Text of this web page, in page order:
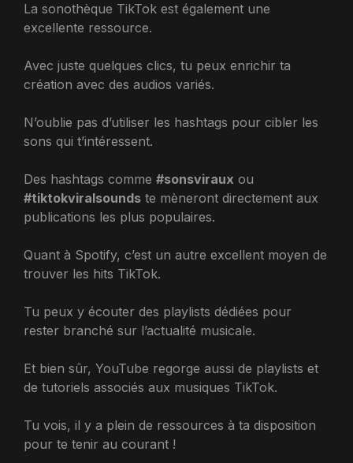
La sonothèque TikTok est également une
excellente ressource.
Avec juste quelques clics, tu peux enrichir ta
création avec des audios variés.
N’oublie pas d’utiliser les hashtags pour cibler les
sons qui t’intéressent.
Des hashtags comme #sonsviraux ou
#tiktokviralsounds te mèneront directement aux
publications les plus populaires.
Quant à Spotify, c’est un autre excellent moyen de
trouver les hits TikTok.
Tu peux y écouter des playlists dédiées pour
rester branché sur l’actualité musicale.
Et bien sûr, YouTube regorge aussi de playlists et
de tutoriels associés aux musiques TikTok.
Tu vois, il y a plein de ressources à ta disposition
pour te tenir au courant !